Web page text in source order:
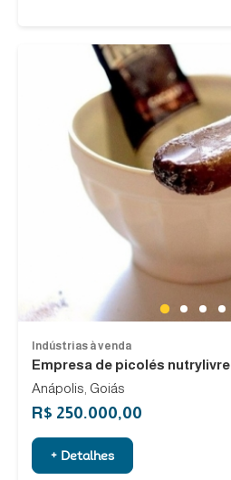
1 2 3 4
Indústrias à venda
Empresa de picolés nutrylivre
Anápolis, Goiás
R$ 250.000,00
+ Detalhes